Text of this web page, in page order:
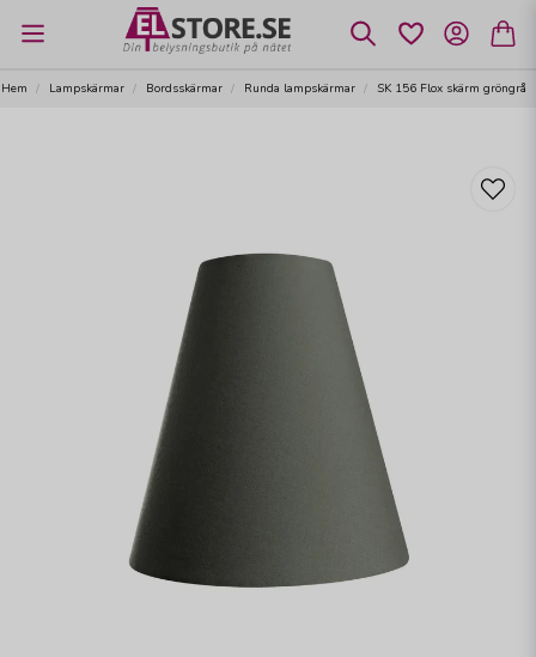
Hem Lampskärmar Bordsskärmar Runda lampskärmar SK 156 Flox skärm gröngrå